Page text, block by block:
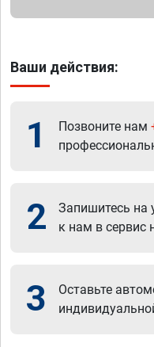
Ваши действия:
1 Позвоните нам
2
Запишитесь на
к нам в сервис
3
Оставьте